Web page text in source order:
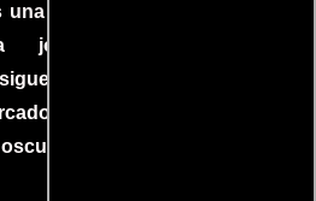
una explosión de acción y
joya cinematográfica
sigue la historia de un
4 de Asunción que se
mundo de crimen